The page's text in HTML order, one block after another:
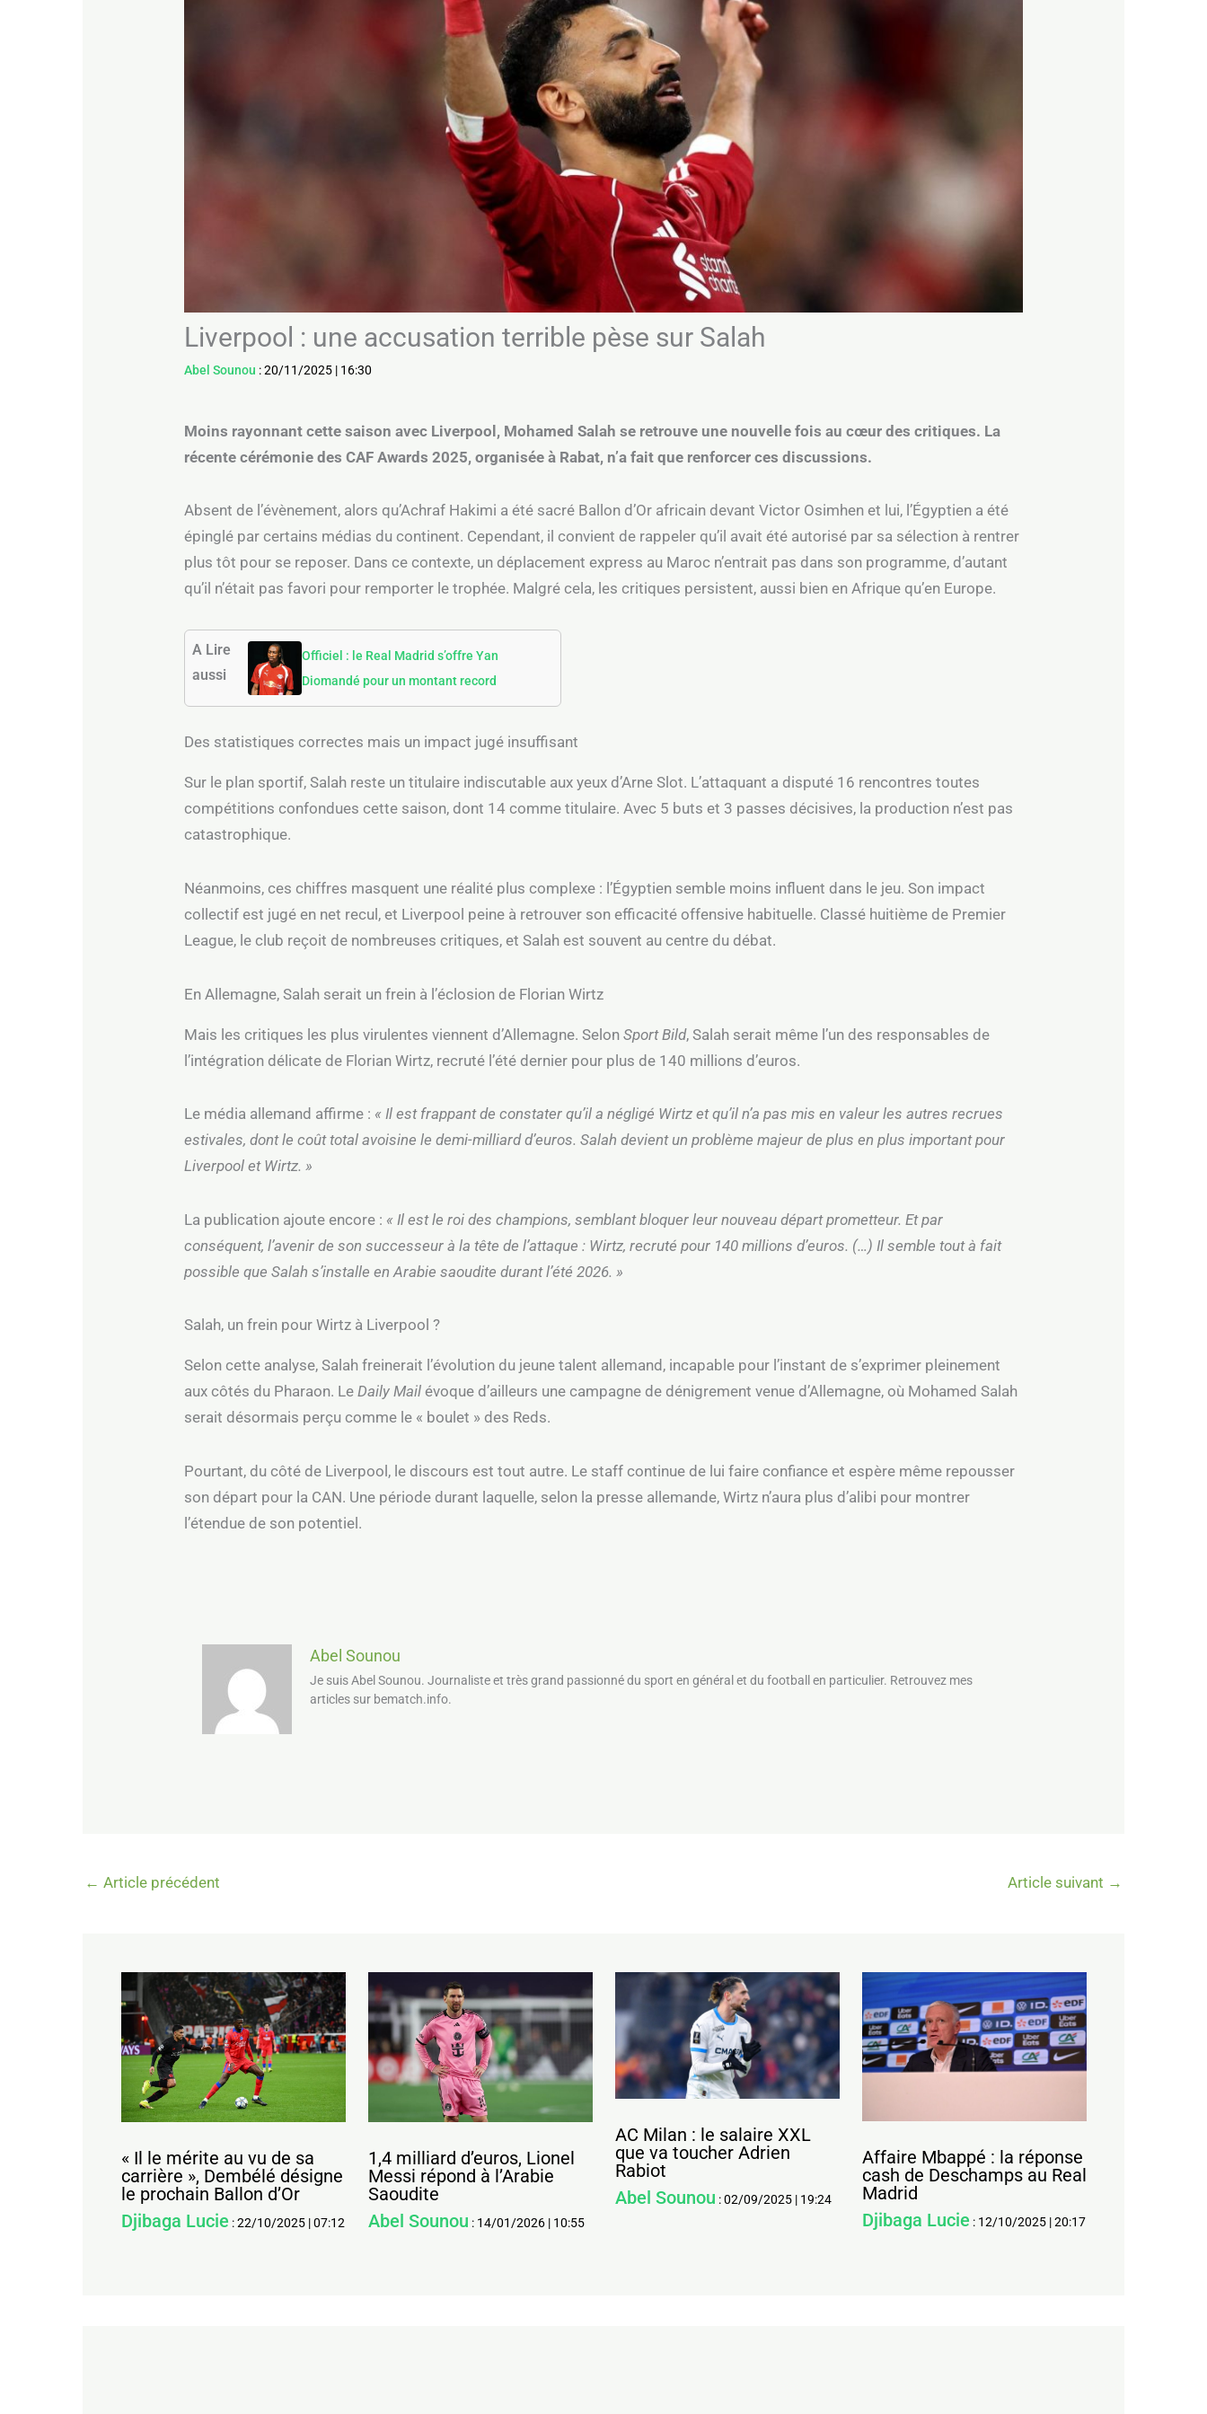
Liverpool : une accusation terrible pèse sur Salah
Abel Sounou :20/11/2025 | 16:30
Moins rayonnant cette saison avec Liverpool, Mohamed Salah se retrouve une nouvelle fois au cœur des critiques. La
récente cérémonie des CAF Awards 2025, organisée à Rabat, n’a fait que renforcer ces discussions.
Absent de l’évènement, alors qu’Achraf Hakimi a été sacré Ballon d’Or africain devant Victor Osimhen et lui, l’Égyptien a été
épinglé par certains médias du continent. Cependant, il convient de rappeler qu’il avait été autorisé par sa sélection à rentrer
plus tôt pour se reposer. Dans ce contexte, un déplacement express au Maroc n’entrait pas dans son programme, d’autant
qu’il n’était pas favori pour remporter le trophée. Malgré cela, les critiques persistent, aussi bien en Afrique qu’en Europe.
A Lire
aussi
Officiel : le Real Madrid s’offre Yan
Diomandé pour un montant record
Des statistiques correctes mais un impact jugé insuffisant
Sur le plan sportif, Salah reste un titulaire indiscutable aux yeux d’Arne Slot. L’attaquant a disputé 16 rencontres toutes
compétitions confondues cette saison, dont 14 comme titulaire. Avec 5 buts et 3 passes décisives, la production n’est pas
catastrophique.
Néanmoins, ces chiffres masquent une réalité plus complexe : l’Égyptien semble moins influent dans le jeu. Son impact
collectif est jugé en net recul, et Liverpool peine à retrouver son efficacité offensive habituelle. Classé huitième de Premier
League, le club reçoit de nombreuses critiques, et Salah est souvent au centre du débat.
En Allemagne, Salah serait un frein à l’éclosion de Florian Wirtz
Mais les critiques les plus virulentes viennent d’Allemagne. SelonSport Bild, Salah serait même l’un des responsables de
l’intégration délicate de Florian Wirtz, recruté l’été dernier pour plus de 140 millions d’euros.
Le média allemand affirme : « Il est frappant de constater qu’il a négligé Wirtz et qu’il n’a pas mis en valeur les autres recrues
estivales, dont le coût total avoisine le demi-milliard d’euros. Salah devient un problème majeur de plus en plus important pour
Liverpool et Wirtz. »
La publication ajoute encore : « Il est le roi des champions, semblant bloquer leur nouveau départ prometteur. Et par
conséquent, l’avenir de son successeur à la tête de l’attaque : Wirtz, recruté pour 140 millions d’euros. (…) Il semble tout à fait
possible que Salah s’installe en Arabie saoudite durant l’été 2026. »
Salah, un frein pour Wirtz à Liverpool ?
Selon cette analyse, Salah freinerait l’évolution du jeune talent allemand, incapable pour l’instant de s’exprimer pleinement
aux côtés du Pharaon. LeDaily Mail évoque d’ailleurs une campagne de dénigrement venue d’Allemagne, où Mohamed Salah
serait désormais perçu comme le « boulet » des Reds.
Pourtant, du côté de Liverpool, le discours est tout autre. Le staff continue de lui faire confiance et espère même repousser
son départ pour la CAN. Une période durant laquelle, selon la presse allemande, Wirtz n’aura plus d’alibi pour montrer
l’étendue de son potentiel.
Abel Sounou
Je suis Abel Sounou. Journaliste et très grand passionné du sport en général et du football en particulier. Retrouvez mes
articles sur bematch.info.
← Article précédent Article suivant →
« Il le mérite au vu de sa
carrière », Dembélé désigne
le prochain Ballon d’Or
Djibaga Lucie :22/10/2025|07:12
1,4 milliard d’euros, Lionel
Messi répond à l’Arabie
Saoudite
Abel Sounou : 14/01/2026| 10:55
AC Milan : le salaire XXL
que va toucher Adrien
Rabiot
Abel Sounou :02/09/2025| 19:24
Affaire Mbappé : la réponse
cash de Deschamps au Real
Madrid
Djibaga Lucie : 12/10/2025|20:17